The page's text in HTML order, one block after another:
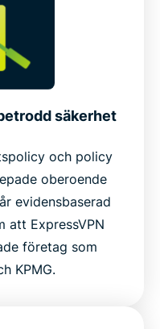
säkerhet
och policy
oberoende
evidensbaserad
att ExpressVPN
företag som
KPMG.